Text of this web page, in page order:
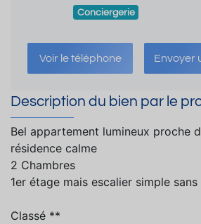
Conciergerie
Voir le téléphone Envoyer
Description du bien par le
Bel appartement lumineux proche
résidence calme
2 Chambres
1er étage mais escalier simple sans
Classé **